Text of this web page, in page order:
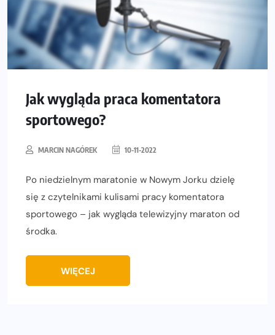
Jak wygląda praca komentatora
sportowego?
MARCIN NAGÓREK 10-11-2022
Po niedzielnym maratonie w Nowym Jorku dzielę
się z czytelnikami kulisami pracy komentatora
sportowego – jak wygląda telewizyjny maraton od
środka.
WIĘCEJ